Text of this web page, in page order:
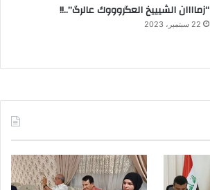
“زماااان الشيييخ العگروووك عالرگ”..!!
22 سبتمبر، 2023